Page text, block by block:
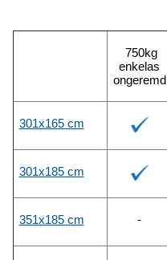
750kg
enkelas
ongeremd
301x165 cm
301x185 cm
351x185 cm -